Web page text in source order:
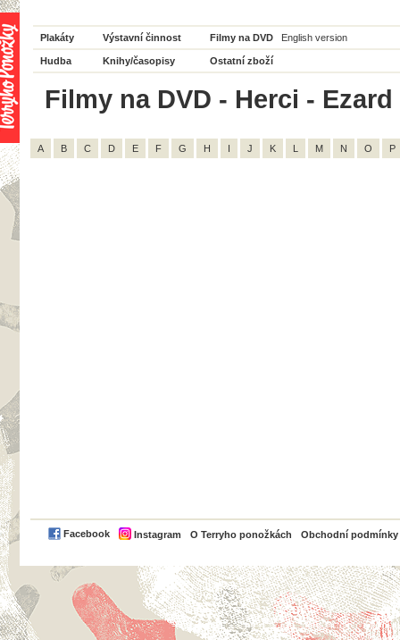
Plakáty Výstavní činnost Filmy na DVD English version
Hudba Knihy/časopisy Ostatní zboží
Filmy na DVD - Herci -
A B C D E F G H I J K L M N O P
Facebook Instagram O Terryho ponožkách Obchodní podmínky
PayPal